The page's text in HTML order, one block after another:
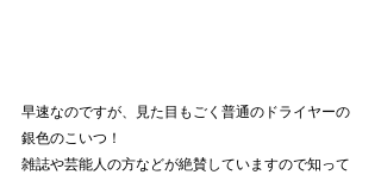
早速なのですが、見た目もごく普通のドライヤーの
銀色のこいつ！
雑誌や芸能人の方などが絶賛していますので知って